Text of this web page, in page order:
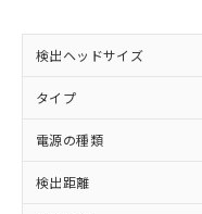
検出ヘッドサイズ
タイプ
電源の種類
検出距離